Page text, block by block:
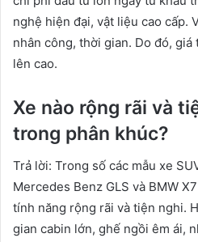
nghệ hiện đại, vật liệu cao cấp.
nhân công, thời gian. Do đó, giá
lên cao.
Xe nào rộng rãi và
trong phân khúc?
Trả lời: Trong số các mẫu xe
Mercedes Benz GLS và BMW
tính năng rộng rãi và tiện nghi.
gian cabin lớn, ghế ngồi êm ái,